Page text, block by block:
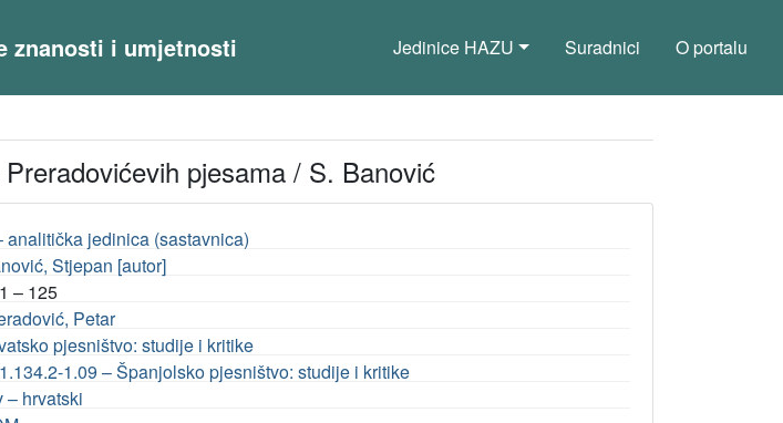
znanosti i umjetnosti Jedinice HAZU Suradnici O portalu
pjesama / S. Banović
analitička jedinica (sastavnica)
Stjepan [autor]
– 125
Petar
pjesništvo: studije i kritike
1.09 – Španjolsko pjesništvo: studije i kritike
– hrvatski